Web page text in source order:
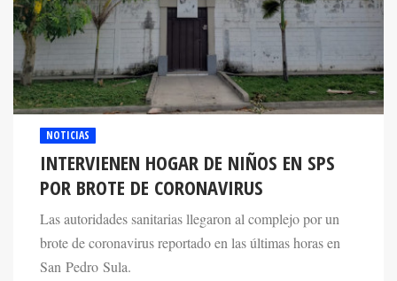
NOTICIAS
INTERVIENEN HOGAR DE NIÑOS EN SPS
POR BROTE DE CORONAVIRUS
Las autoridades sanitarias llegaron al complejo por un
brote de coronavirus reportado en las últimas horas en
San Pedro Sula.